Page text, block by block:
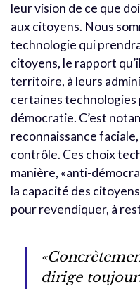
leur vision de ce que
aux citoyens. Nous
technologie qui
citoyens, le rapport
territoire, à leurs
certaines technologies
démocratie. C’est
reconnaissance
contrôle. Ces choix
manière, «anti-
la capacité des
pour revendiquer, à
dirige